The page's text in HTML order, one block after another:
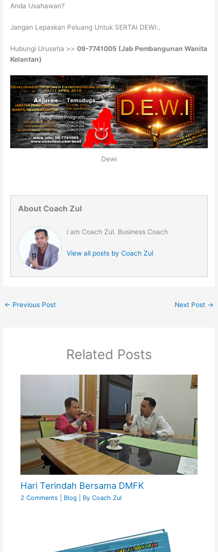
Anda Usahawan?
Jangan Lepaskan Peluang Untuk SERTAI DEWI..
Hubungi Urusetia >>09-7741005 (Jab Pembangunan Wanita
Kelantan)
Dewi
About Coach Zul
i am Coach Zul. Business Coach
View all posts by Coach Zul
← Previous Post Next Post →
Related Posts
Hari Terindah Bersama DMFK
2 Comments Blog | By Coach Zul